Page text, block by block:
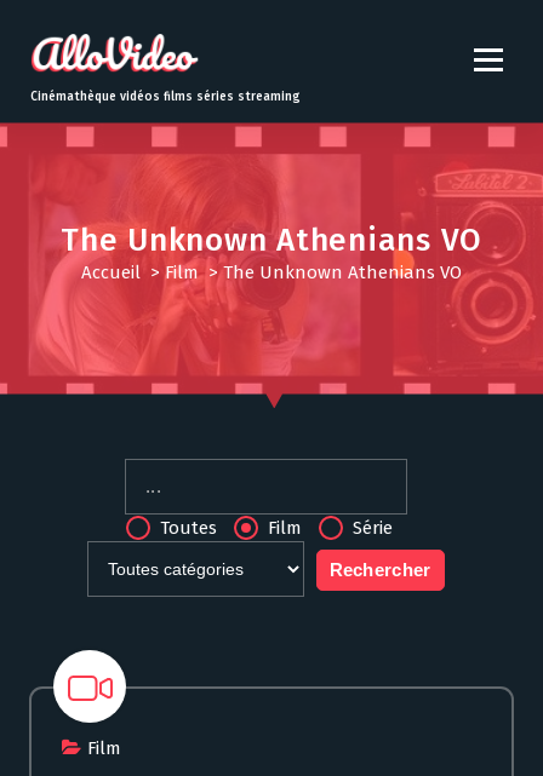
t
o
Cinémathèque vidéos films séries streaming
The Unknown Athenians VO
Accueil > Film>The Unknown Athenians VO
Toutes Film Série
Film